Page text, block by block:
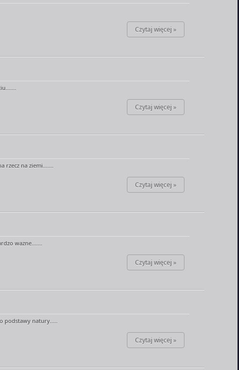
Czytaj więcej »
Czytaj więcej »
rzecz na ziemi.......
Czytaj więcej »
wazne.......
Czytaj więcej »
podstawy natury.....
Czytaj więcej »